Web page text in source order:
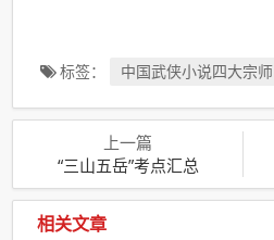
标签： 中国武侠小说四大宗师
上一篇
“三山五岳”考点汇总
相关文章